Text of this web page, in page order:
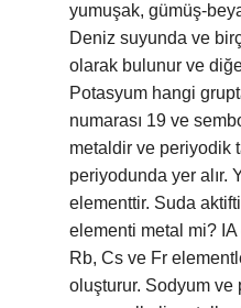
yumuşak, gümüş-
Deniz suyunda ve
olarak bulunur ve
Potasyum hangi
numarası 19 ve
metaldir ve periyodik
periyodunda yer alır.
elementtir. Suda
elementi metal mi?
Rb, Cs ve Fr
oluşturur. Sodyum ve